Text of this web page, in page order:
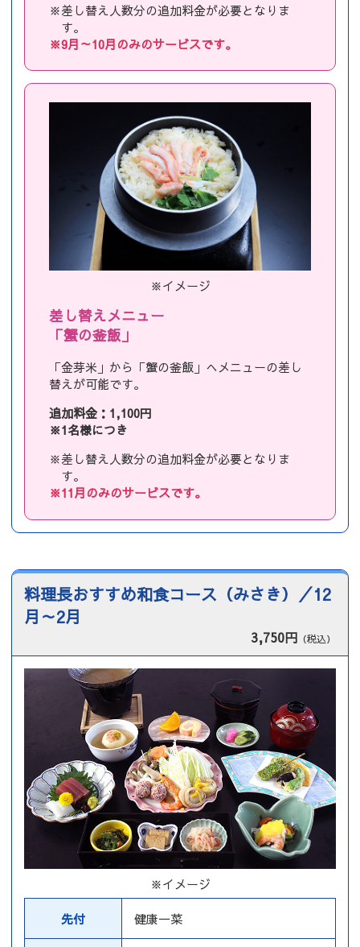
※差し替え人数分の追加料金が必要となりま
す。
※9月～10月のみのサービスです。
※イメージ
差し替えメニュー
「蟹の釜飯」
「金芽米」から「蟹の釜飯」へメニューの差し
替えが可能です。
追加料金：1,100円
※1名様につき
※差し替え人数分の追加料金が必要となりま
す。
※11月のみのサービスです。
料理長おすすめ和食コース（みさき）／12
月～2月
3,750円 （税込）
※イメージ
先付 健康一菜